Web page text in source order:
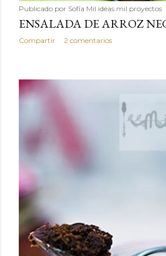
Publicado por Sofía Mil ideas mil proyectos
ENSALADA DE ARROZ
Compartir 2 comentarios